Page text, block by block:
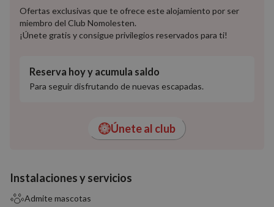
Ofertas exclusivas que te ofrece este alojamiento por ser
miembro del Club Nomolesten.
¡Únete gratis y consigue privilegios reservados para ti!
Reserva hoy y acumula saldo
Para seguir disfrutando de nuevas escapadas.
Únete al club
Instalaciones y servicios
Admite mascotas